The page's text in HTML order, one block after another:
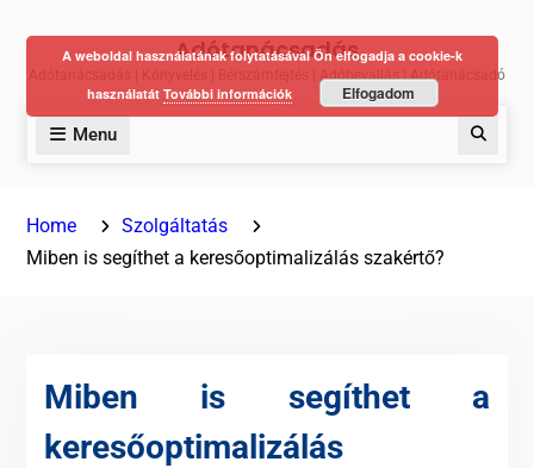
Adótanácsadás
Adótanácsadás | Könyvelés | Bérszámfejtés | Adóbevallás | Adótanácsadó
Menu
Home
Szolgáltatás
Miben is segíthet a keresőoptimalizálás szakértő?
Miben is segíthet a
keresőoptimalizálás
A weboldal használatának folytatásával Ön elfogadja a cookie-k
használatát További információk Elfogadom